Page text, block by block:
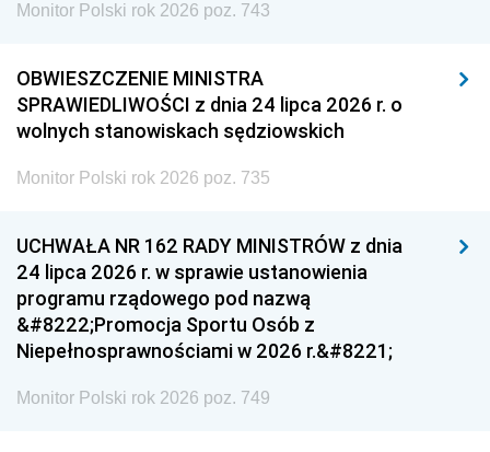
Monitor Polski rok 2026 poz. 743
OBWIESZCZENIE MINISTRA
SPRAWIEDLIWOŚCI z dnia 24 lipca 2026 r. o
wolnych stanowiskach sędziowskich
Monitor Polski rok 2026 poz. 735
UCHWAŁA NR 162 RADY MINISTRÓW z dnia
24 lipca 2026 r. w sprawie ustanowienia
programu rządowego pod nazwą
&#8222;Promocja Sportu Osób z
Niepełnosprawnościami w 2026 r.&#8221;
Monitor Polski rok 2026 poz. 749